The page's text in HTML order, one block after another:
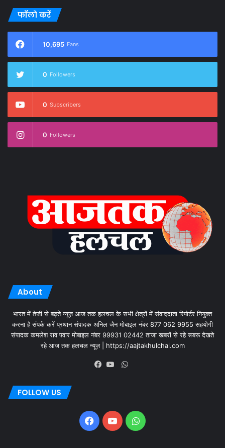
फॉलो करें
10,695 Fans
0 Followers
0 Subscribers
0 Followers
About
भारत में तेजी से बढ़ते न्यूज़ आज तक हलचल के सभी क्षेत्रों में संवाददाता रिपोर्टर नियुक्त
करना है संपर्क करें प्रधान संपादक अनिल जैन मोबाइल नंबर 877 062 9955 सहयोगी
संपादक कमलेश राव पवार मोबाइल नंबर 99931 02442 ताजा खबरों से रहे रूबरू देखते
रहे आज तक हलचल न्यूज़ | https://aajtakhulchal.com
FOLLOW US